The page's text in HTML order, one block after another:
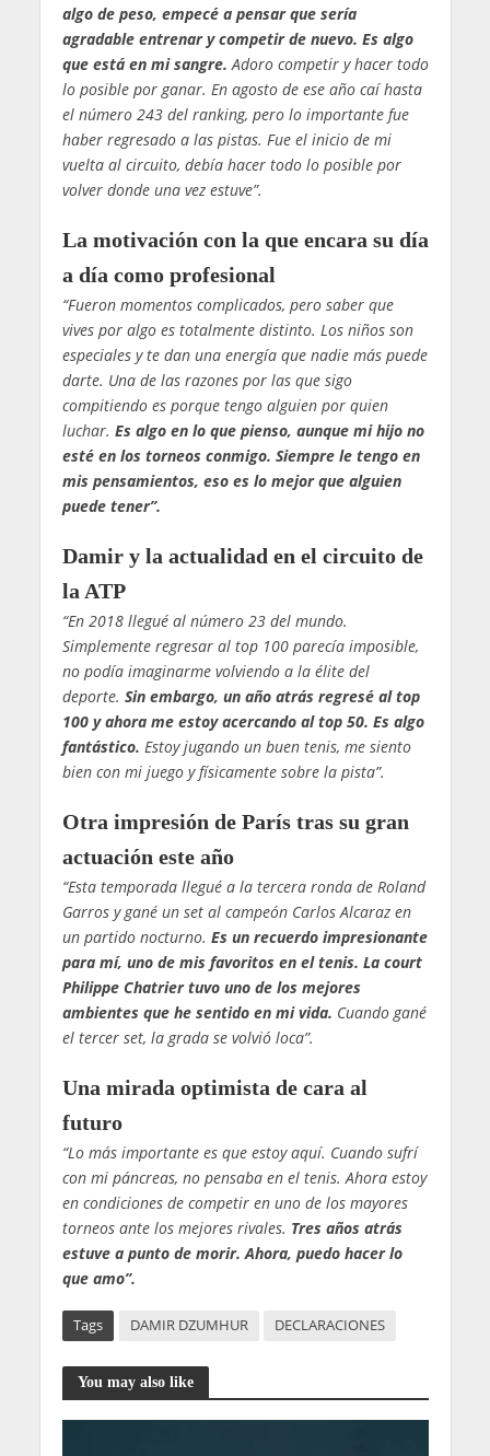
algo de peso, empecé a pensar que sería
agradable entrenar y competir de nuevo. Es algo
que está en mi sangre. Adoro competir y hacer todo
lo posible por ganar. En agosto de ese año caí hasta
el número 243 del ranking, pero lo importante fue
haber regresado a las pistas. Fue el inicio de mi
vuelta al circuito, debía hacer todo lo posible por
volver donde una vez estuve”.
La motivación con la que encara su día
a día como profesional
“Fueron momentos complicados, pero saber que
vives por algo es totalmente distinto. Los niños son
especiales y te dan una energía que nadie más puede
darte. Una de las razones por las que sigo
compitiendo es porque tengo alguien por quien
luchar. Es algo en lo que pienso, aunque mi hijo no
esté en los torneos conmigo. Siempre le tengo en
mis pensamientos, eso es lo mejor que alguien
puede tener”.
Damir y la actualidad en el circuito de
la ATP
“En 2018 llegué al número 23 del mundo.
Simplemente regresar al top 100 parecía imposible,
no podía imaginarme volviendo a la élite del
deporte. Sin embargo, un año atrás regresé al top
100 y ahora me estoy acercando al top 50. Es algo
fantástico. Estoy jugando un buen tenis, me siento
bien con mi juego y físicamente sobre la pista”.
Otra impresión de París tras su gran
actuación este año
“Esta temporada llegué a la tercera ronda de Roland
Garros y gané un set al campeón Carlos Alcaraz en
un partido nocturno. Es un recuerdo impresionante
para mí, uno de mis favoritos en el tenis. La court
Philippe Chatrier tuvo uno de los mejores
ambientes que he sentido en mi vida. Cuando gané
el tercer set, la grada se volvió loca”.
Una mirada optimista de cara al
futuro
“Lo más importante es que estoy aquí. Cuando sufrí
con mi páncreas, no pensaba en el tenis. Ahora estoy
en condiciones de competir en uno de los mayores
torneos ante los mejores rivales. Tres años atrás
estuve a punto de morir. Ahora, puedo hacer lo
que amo”.
Tags DAMIR DZUMHUR DECLARACIONES
You may also like